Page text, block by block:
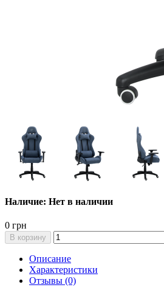
Наличие: Нет в наличии
0 грн
В корзину
Описание
Характеристики
Отзывы (0)